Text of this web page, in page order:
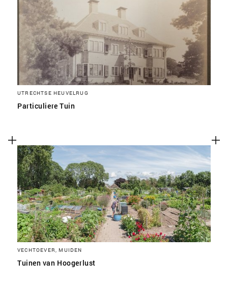
UTRECHTSE HEUVELRUG
Particuliere Tuin
VECHTOEVER, MUIDEN
Tuinen van Hoogerlust